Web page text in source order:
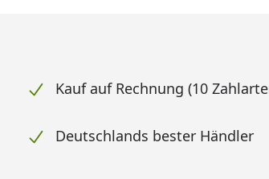
Kauf auf Rechnung (10
Deutschlands bester Händler